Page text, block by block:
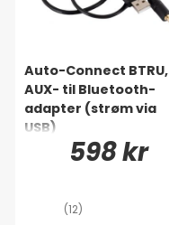
Auto-Connect BTRU,
AUX- til Bluetooth-
adapter (strøm via
USB)
598 kr
(12)